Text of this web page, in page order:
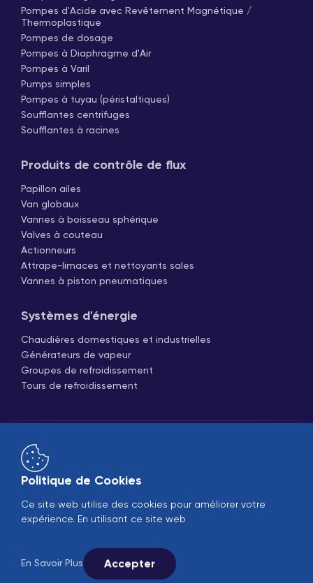
Pompes d'Acide avec Revêtement Magnétique /
Thermoplastique
Pompes de dosage
Pompes à Diaphragme d'Air
Pompes à Varil
Pumps simples
Pompes à tuyau (péristaltiques)
Soufflantes centrifuges
Soufflantes à racines
Produits de contrôle de flux
Papillon ailes
Van globaux
Vannes à boisseau sphérique
Valves à couteau
Actionneurs
Attrape-limaces et nettoyants sales
Vannes à piston pneumatiques
Systèmes d'énergie
Chaudières domestiques et industrielles
Générateurs de vapeur
Groupes de refroidissement
Tours de refroidissement
Ventes en ligne
Suivez-nous sur les réseaux sociaux.
Politique de Cookies
Ce site web utilise des cookies pour améliorer votre
expérience. En utilisant ce site web
En Savoir Plus Accepter